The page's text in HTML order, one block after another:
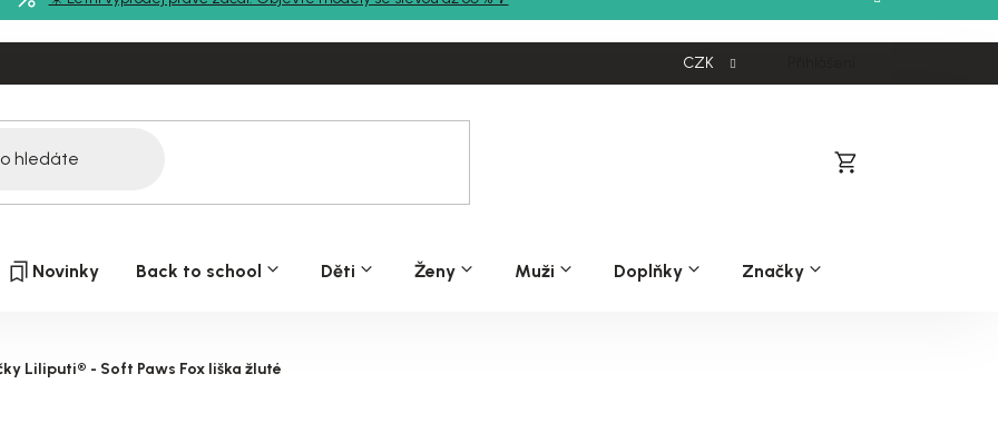
CZK
Nákupní
Novinky Back to school Děti Ženy Muži Doplňky Značky
Liliputi® - Soft Paws Fox liška žluté